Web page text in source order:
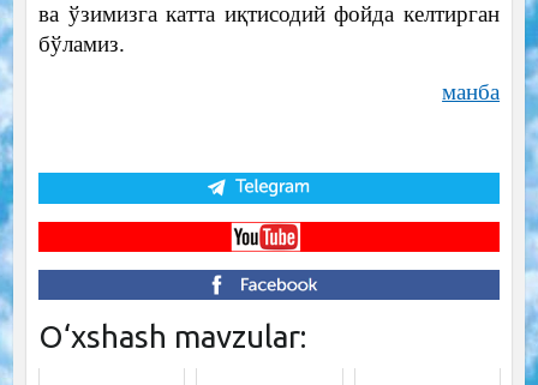
ва ўзимизга катта иқтисодий фойда келтирган
бўламиз.
манба
O‘xshash mavzular: